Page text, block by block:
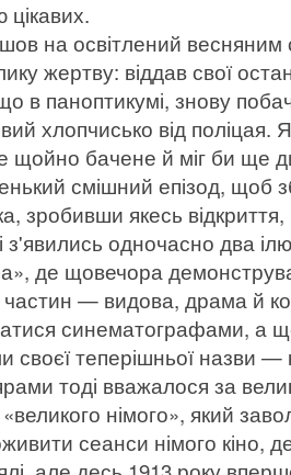
цікавих.
на освітлений весняним
жертву: віддав свої
в паноптикумі, знову
хлопчисько від
щойно бачене й міг би ще
смішний епізод, щоб
зробивши якесь
з'явились одночасно два
де щовечора
частин — видова, драма й
синематографами, а
своєї теперішньої назви
тоді вважалося за
німого», який
сеанси німого кіно,